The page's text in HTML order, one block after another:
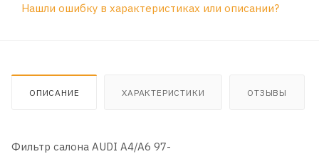
Нашли ошибку в характеристиках или описании?
ОПИСАНИЕ ХАРАКТЕРИСТИКИ ОТЗЫВЫ
Фильтр салона AUDI A4/A6 97-